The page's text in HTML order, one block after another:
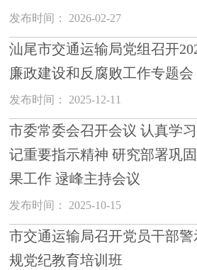
发布时间： 2026-02-27
汕尾市交通运输局党组召开
廉政建设和反腐败工作专题会
发布时间： 2025-12-11
市委常委会召开会议 认真学
记重要指示精神 研究部署巩
果工作 逯峰主持会议
发布时间： 2025-10-15
市交通运输局召开党员干部
规党纪教育培训班